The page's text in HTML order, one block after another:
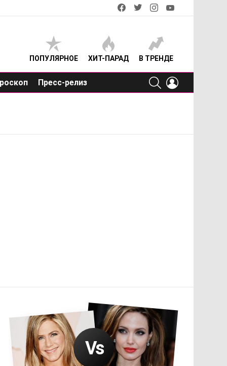
facebooktwitterinstagram
ПОПУЛЯРНОЕ ХИТ-ПАРАД В ТРЕНДЕ
Пресс-релиз
SEARCH